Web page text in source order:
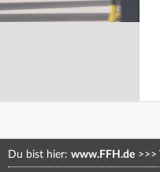
Du bist hier: www.FFH.de >>>